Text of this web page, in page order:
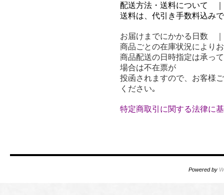
配送方法・送料について ｜
送料は、代引き手数料込み
お届けまでにかかる日数 ｜
商品ごとの在庫状況により
商品配送の日時指定は承っ
場合は不在票が
投函されますので、お客様
ください｡
特定商取引に関する法律に
Powered by